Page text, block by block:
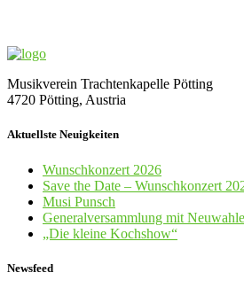
Musikverein Trachtenkapelle Pötting
4720 Pötting, Austria
Aktuellste Neuigkeiten
Wunschkonzert 2026
Save the Date – Wunschkonzert
Musi Punsch
Generalversammlung mit
„Die kleine Kochshow“
Newsfeed